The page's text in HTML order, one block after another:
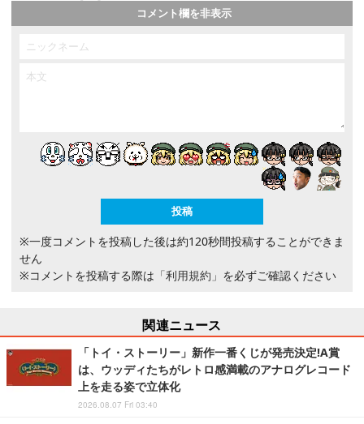
コメント欄を非表示
※一度コメントを投稿した後は約120秒間投稿することができま
せん
※コメントを投稿する際は 「利用規約」 を必ずご確認ください
関連ニュース
「トイ・ストーリー」新作一番くじが発売決定!A賞
は、ウッディたちがレトロ感満載のアナログレコード
上を走る姿で立体化
2026.08.07 Fri 03:40